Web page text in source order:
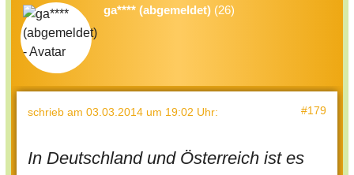
ga**** (abgemeldet) (26)
schrieb am 03.03.2014 um 19:02 Uhr: #179
In Deutschland und Österreich ist es